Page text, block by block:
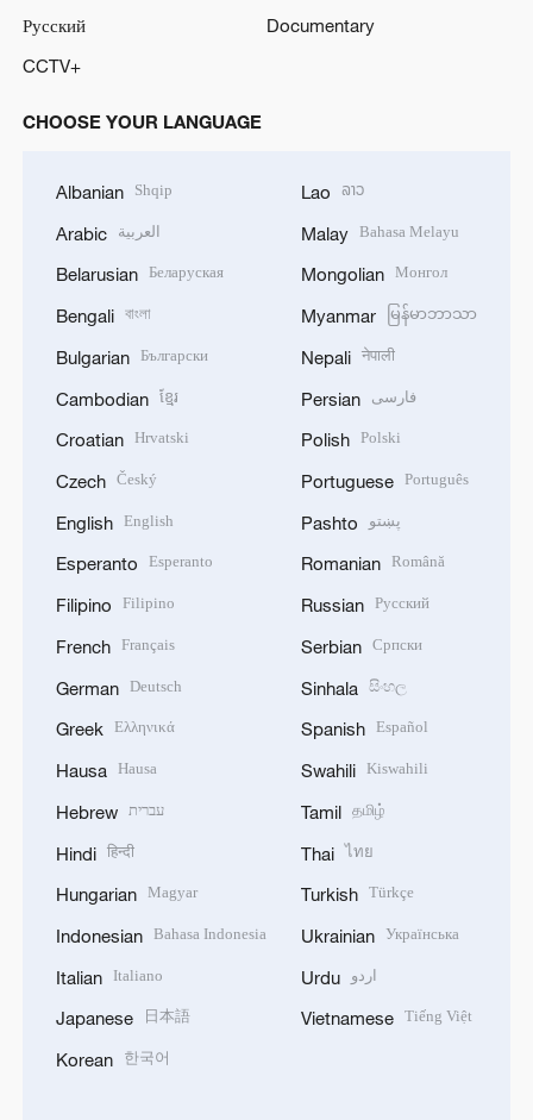
Русский
Documentary
CCTV+
CHOOSE YOUR LANGUAGE
Albanian Shqip
Arabic العربية
Belarusian Беларуская
Bengali বাংলা
Bulgarian Български
Cambodian ខ្មែរ
Croatian Hrvatski
Czech Český
English English
Esperanto Esperanto
Filipino Filipino
French Français
German Deutsch
Greek Ελληνικά
Hausa Hausa
Hebrew עברית
Hindi हिन्दी
Hungarian Magyar
Indonesian Bahasa Indonesia
Italian Italiano
Japanese 日本語
Korean 한국어
Lao ລາວ
Malay Bahasa Melayu
Mongolian Монгол
Myanmar မြန်မာဘာသာ
Nepali नेपाली
Persian فارسی
Polish Polski
Portuguese Português
Pashto پښتو
Romanian Română
Russian Русский
Serbian Српски
Sinhala සිංහල
Spanish Español
Swahili Kiswahili
Tamil தமிழ்
Thai ไทย
Turkish Türkçe
Ukrainian Українська
Urdu اردو
Vietnamese Tiếng Việt